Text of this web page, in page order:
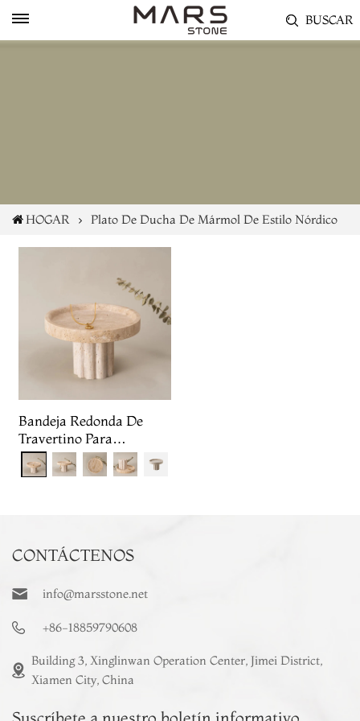
BUSCAR
HOGAR Plato De Ducha De Mármol De Estilo Nórdico
Bandeja Redonda De
Travertino Para
Exhibición De Joyas
CONTÁCTENOS
info@marsstone.net
+86-18859790608
Building 3, Xinglinwan Operation Center, Jimei District,
Xiamen City, China